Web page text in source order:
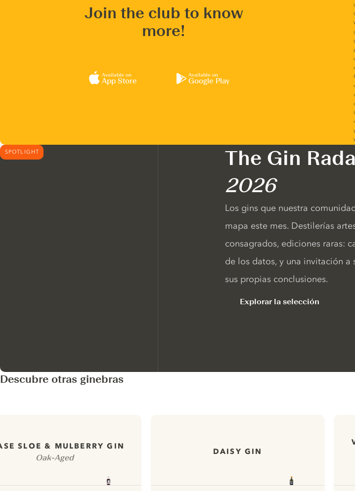
Join the club to know
more!
Available on
App Store
Available on
Google Play
SPOTLIGHT The Gin
2026
Los gins que nuestra
mapa este mes. Destilerías
consagrados, ediciones raras:
de los datos, y una invitación a
sus propias conclusiones.
Explorar la selección
Descubre otras ginebras
SLOE & MULBERRY GIN
Oak-Aged
DAISY GIN